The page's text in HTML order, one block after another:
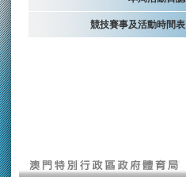
競技賽事及活動時間表